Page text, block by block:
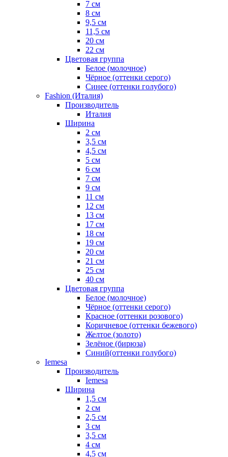
7 см
8 см
9,5 см
11,5 см
20 см
22 см
Цветовая группа
Белое (молочное)
Чёрное (оттенки серого)
Синее (оттенки голубого)
Fashion (Италия)
Производитель
Италия
Ширина
2 см
3,5 см
4,5 см
5 см
6 см
7 см
9 см
11 см
12 см
13 см
17 см
18 см
19 см
20 см
21 см
25 см
40 см
Цветовая группа
Белое (молочное)
Чёрное (оттенки серого)
Красное (оттенки розового)
Коричневое (оттенки бежевого)
Желтое (золото)
Зелёное (бирюза)
Синий(оттенки голубого)
Iemesa
Производитель
Iemesa
Ширина
1,5 см
2 см
2,5 см
3 см
3,5 см
4 см
4,5 см